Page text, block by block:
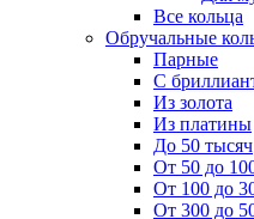
Все кольца
Обручальные
Парные
С
Из золота
Из платины
До 50 тысяч
От 50 до
От 100 до
От 300 до